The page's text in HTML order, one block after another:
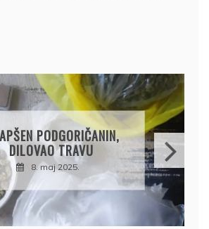
PODGORIČANIN,
DILOVAO TRAVU
8. maj 2025.